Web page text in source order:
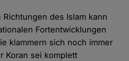
des Islam kann
Fortentwicklungen
klammern sich noch immer
Koran sei komplett